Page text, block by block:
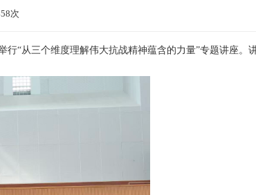
次
“从三个维度理解伟大抗战精神蕴含的力量”专题讲座。